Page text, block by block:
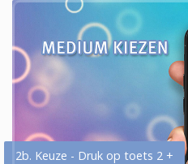
2b. Keuze - Druk op toets 2 +